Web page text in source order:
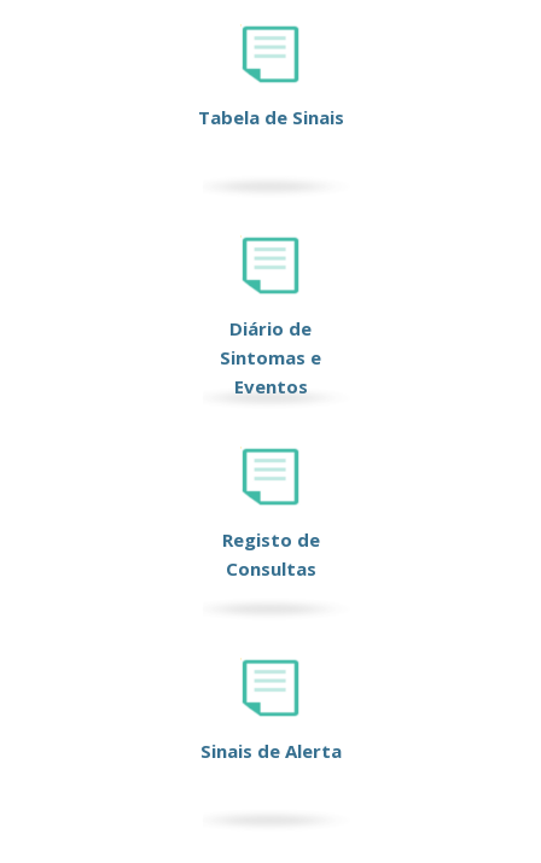
Tabela de Sinais
Diário de
Sintomas e
Eventos
Registo de
Consultas
Sinais de Alerta